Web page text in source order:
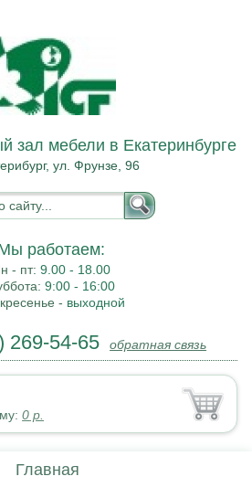
зал мебели в Екатеринбурге
ул. Фрунзе, 96
работаем:
- пт:9.00 - 18.00
9:00 - 16:00
- выходной
269-54-65 обратная связь
0 р.
Главная